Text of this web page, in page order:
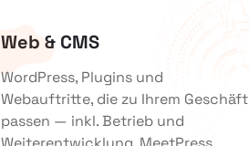
Web & CMS
WordPress, Plugins und
Webauftritte, die zu Ihrem Geschäft
passen — inkl. Betrieb und